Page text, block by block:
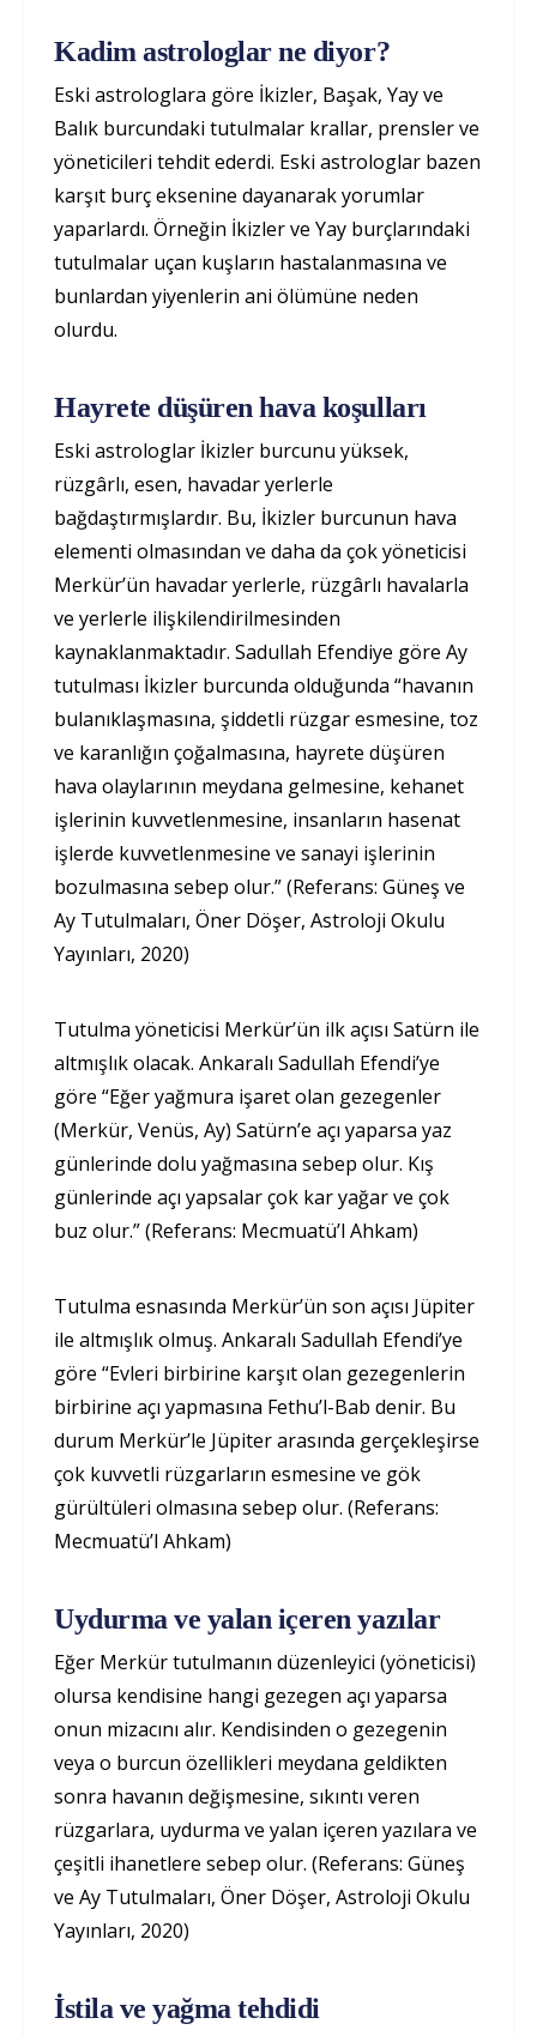
Kadim astrologlar ne diyor?
Eski astrologlara göre İkizler, Başak, Yay ve
Balık burcundaki tutulmalar krallar, prensler ve
yöneticileri tehdit ederdi. Eski astrologlar bazen
karşıt burç eksenine dayanarak yorumlar
yaparlardı. Örneğin İkizler ve Yay burçlarındaki
tutulmalar uçan kuşların hastalanmasına ve
bunlardan yiyenlerin ani ölümüne neden
olurdu.
Hayrete düşüren hava koşulları
Eski astrologlar İkizler burcunu yüksek,
rüzgârlı, esen, havadar yerlerle
bağdaştırmışlardır. Bu, İkizler burcunun hava
elementi olmasından ve daha da çok yöneticisi
Merkür’ün havadar yerlerle, rüzgârlı havalarla
ve yerlerle ilişkilendirilmesinden
kaynaklanmaktadır. Sadullah Efendiye göre Ay
tutulması İkizler burcunda olduğunda “havanın
bulanıklaşmasına, şiddetli rüzgar esmesine, toz
ve karanlığın çoğalmasına, hayrete düşüren
hava olaylarının meydana gelmesine, kehanet
işlerinin kuvvetlenmesine, insanların hasenat
işlerde kuvvetlenmesine ve sanayi işlerinin
bozulmasına sebep olur.” (Referans: Güneş ve
Ay Tutulmaları, Öner Döşer, Astroloji Okulu
Yayınları, 2020)
Tutulma yöneticisi Merkür’ün ilk açısı Satürn ile
altmışlık olacak. Ankaralı Sadullah Efendi’ye
göre “Eğer yağmura işaret olan gezegenler
(Merkür, Venüs, Ay) Satürn’e açı yaparsa yaz
günlerinde dolu yağmasına sebep olur. Kış
günlerinde açı yapsalar çok kar yağar ve çok
buz olur.” (Referans: Mecmuatü’l Ahkam)
Tutulma esnasında Merkür’ün son açısı Jüpiter
ile altmışlık olmuş. Ankaralı Sadullah Efendi’ye
göre “Evleri birbirine karşıt olan gezegenlerin
birbirine açı yapmasına Fethu’l-Bab denir. Bu
durum Merkür’le Jüpiter arasında gerçekleşirse
çok kuvvetli rüzgarların esmesine ve gök
gürültüleri olmasına sebep olur. (Referans:
Mecmuatü’l Ahkam)
Uydurma ve yalan içeren yazılar
Eğer Merkür tutulmanın düzenleyici (yöneticisi)
olursa kendisine hangi gezegen açı yaparsa
onun mizacını alır. Kendisinden o gezegenin
veya o burcun özellikleri meydana geldikten
sonra havanın değişmesine, sıkıntı veren
rüzgarlara, uydurma ve yalan içeren yazılara ve
çeşitli ihanetlere sebep olur. (Referans: Güneş
ve Ay Tutulmaları, Öner Döşer, Astroloji Okulu
Yayınları, 2020)
İstila ve yağma tehdidi